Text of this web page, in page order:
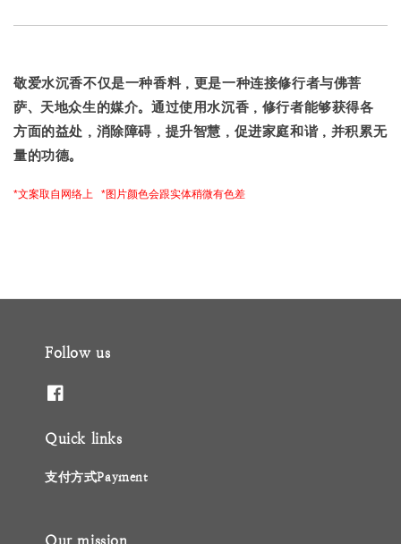
敬爱水沉香不仅是一种香料，更是一种连接修行者与佛菩
萨、天地众生的媒介。通过使用水沉香，修行者能够获得各
方面的益处，消除障碍，提升智慧，促进家庭和谐，并积累无
量的功德。
*文案取自网络上 *图片颜色会跟实体稍微有色差
Follow us
Quick links
支付方式Payment